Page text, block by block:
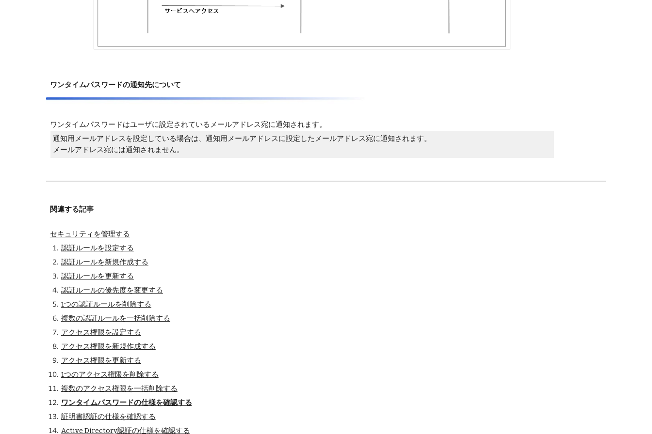
ワンタイムパスワードの通知先について
ワンタイムパスワードはユーザに設定されているメールアドレス宛に通知されます。
通知用メールアドレスを設定している場合は、通知用メールアドレスに設定したメールアドレス宛に通知されます。
メールアドレス宛には通知されません。
関連する記事
セキュリティを管理する
認証ルールを設定する
認証ルールを新規作成する
認証ルールを更新する
認証ルールの優先度を変更する
1つの認証ルールを削除する
複数の認証ルールを一括削除する
アクセス権限を設定する
アクセス権限を新規作成する
アクセス権限を更新する
1つのアクセス権限を削除する
複数のアクセス権限を一括削除する
ワンタイムパスワードの仕様を確認する
証明書認証の仕様を確認する
Active Directory認証の仕様を確認する